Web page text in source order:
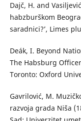
Dajč, H. and
habzburškom
saradnici?’, Limes
Deák, I. Beyond
The Habsburg
Toronto: Oxford
Gavrilović, M.
razvoja grada Niša